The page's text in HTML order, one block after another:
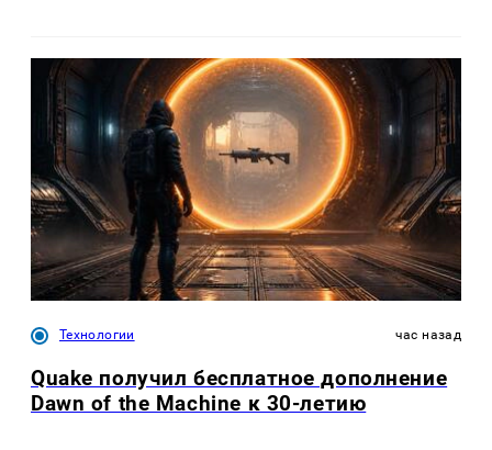
Технологии час назад
Quake получил бесплатное дополнение
Dawn of the Machine к 30-летию